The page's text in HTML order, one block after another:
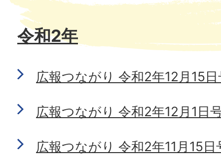
令和2年
広報つながり 令和2年12月15
広報つながり 令和2年12月1日
広報つながり 令和2年11月15日